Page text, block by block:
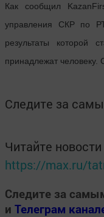
Как сообщил
управления СКР по
результаты которой
принадлежат человеку.
Следите за
Читайте
https://max.ru/
Следите за
и Телеграм